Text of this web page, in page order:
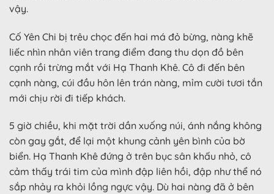
vậy.
Cố Yên Chi bị trêu chọc đến hai má đỏ bừng, nàng khẽ
liếc nhìn nhân viên trang điểm đang thu dọn đồ bên
cạnh rồi trừng mắt với Hạ Thanh Khê. Cô đi đến bên
cạnh nàng, cúi đầu hôn lên trán nàng, mỉm cười tươi tắn
mới chịu rời đi tiếp khách.
5 giờ chiều, khi mặt trời dần xuống núi, ánh nắng không
còn gay gắt, để lại một khung cảnh yên bình của bờ
biển. Hạ Thanh Khê đứng ở trên bục sân khấu nhỏ, cô
cảm thấy trái tim của mình đập liên hồi, đập như thể nó
sắp nhảy ra khỏi lồng ngực vậy. Dù hai nàng đã ở bên